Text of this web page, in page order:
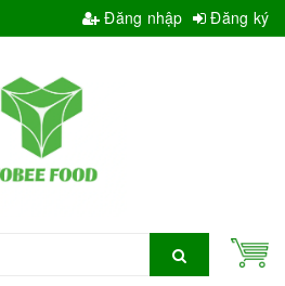
Đăng nhập Đăng ký